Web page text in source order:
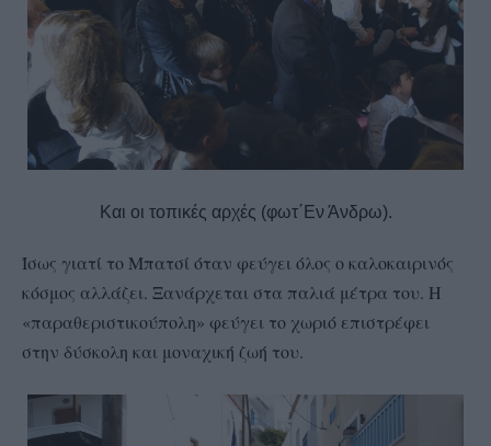
Και οι τοπικές αρχές (φωτ΄Εν Άνδρω).
Ίσως γιατί το Μπατσί όταν φεύγει όλος ο καλοκαιρινός
κόσμος αλλάζει. Ξανάρχεται στα παλιά μέτρα του. Η
«παραθεριστικούπολη» φεύγει το χωριό επιστρέφει
στην δύσκολη και μοναχική ζωή του.